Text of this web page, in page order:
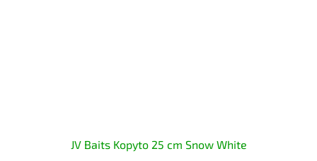
JV Baits Kopyto 25 cm Snow White